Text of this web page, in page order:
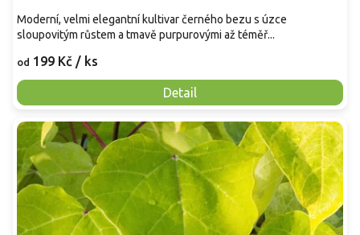
od 199 Kč / ks
Detail
Moderní, velmi elegantní kultivar černého bezu s úzce
sloupovitým růstem a tmavě purpurovými až téměř...